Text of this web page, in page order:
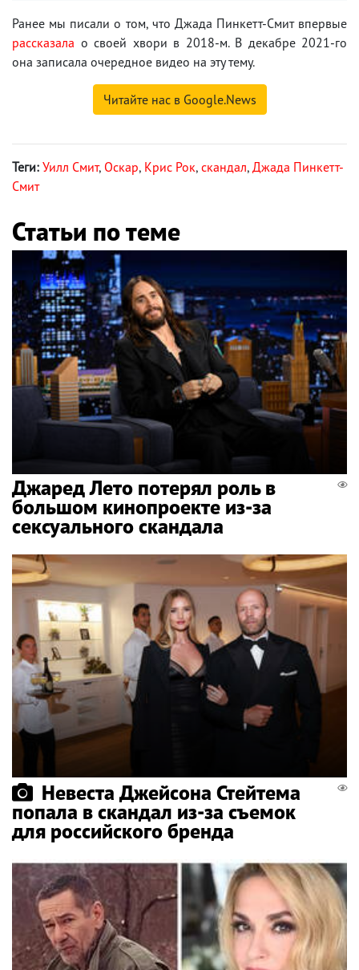
Ранее мы писали о том, что Джада Пинкетт-Смит впервые
рассказала о своей хвори в 2018-м. В декабре 2021-го
она записала очередное видео на эту тему.
Читайте нас в Google.News
Теги: Уилл Смит, Оскар, Крис Рок, скандал, Джада Пинкетт-
Смит
Статьи по теме
Джаред Лето потерял роль в
большом кинопроекте из-за
сексуального скандала
Невеста Джейсона Стейтема
попала в скандал из-за съемок
для российского бренда